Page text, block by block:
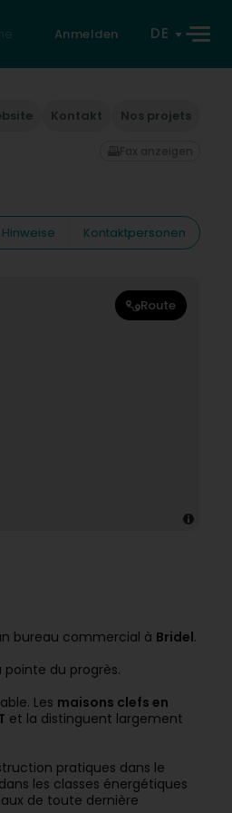
Anmelden DE
Kontakt Nos projets
Fax anzeigen
Kontaktpersonen
Route
bureau commercial à Bridel.
du progrès.
Les maisons clefs en
et la distinguent largement
pratiques dans le
les classes énergétiques
de toute dernière